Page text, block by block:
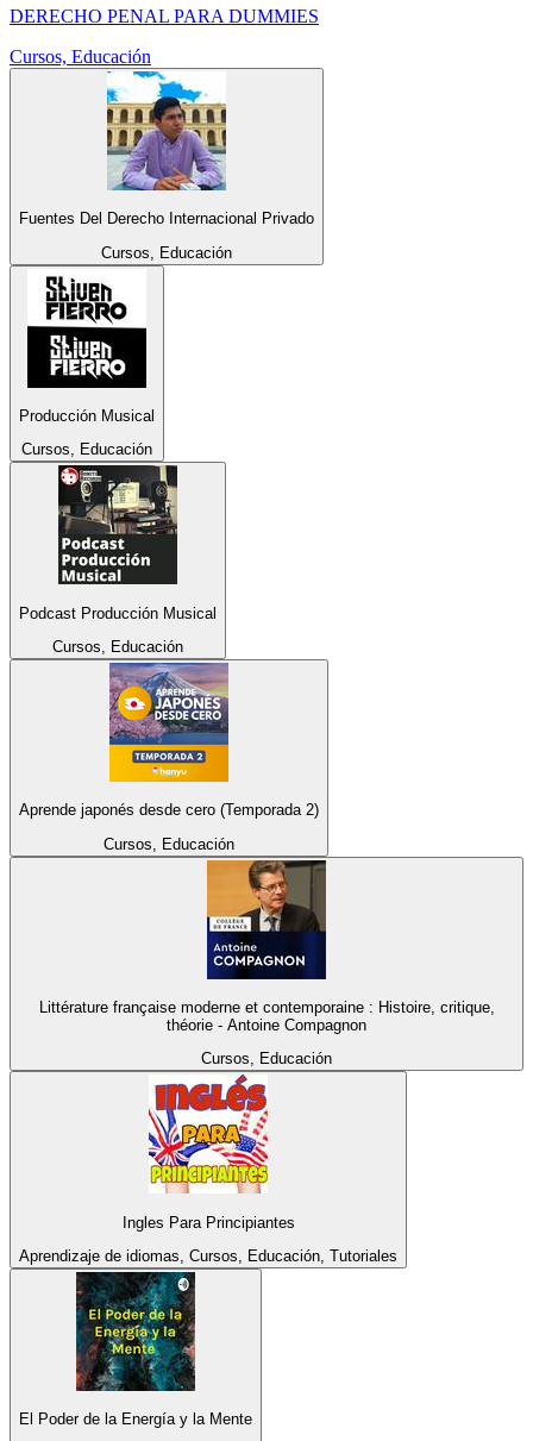
DERECHO PENAL PARA DUMMIES
Cursos, Educación
Fuentes Del Derecho Internacional Privado
Cursos, Educación
Producción Musical
Cursos, Educación
Podcast Producción Musical
Cursos, Educación
Aprende japonés desde cero (Temporada 2)
Cursos, Educación
Littérature française moderne et contemporaine : Histoire, critique,
théorie - Antoine Compagnon
Cursos, Educación
Ingles Para Principiantes
Aprendizaje de idiomas, Cursos, Educación, Tutoriales
El Poder de la Energía y la Mente